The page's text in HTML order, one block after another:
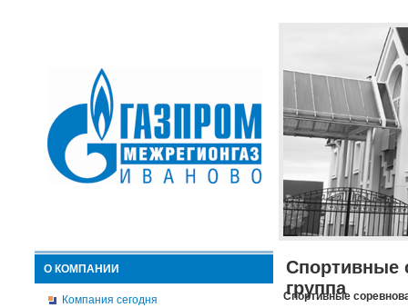
О КОМПАНИИ
Компания сегодня
Спортивные
группа
Спортивные